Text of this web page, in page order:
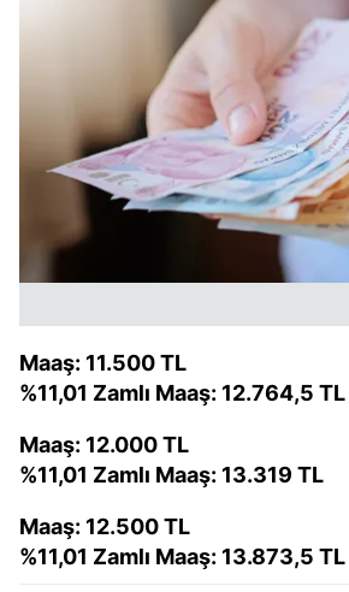
Maaş: 11.500 TL
%11,01 Zamlı Maaş: 12.764,5 TL
Maaş: 12.000 TL
%11,01 Zamlı Maaş: 13.319 TL
Maaş: 12.500 TL
%11,01 Zamlı Maaş: 13.873,5 TL